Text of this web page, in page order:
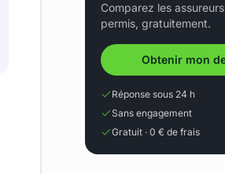
Comparez les
permis, gratuitement.
Obtenir mon
Réponse sous 24 h
Sans engagement
Gratuit · 0 € de frais